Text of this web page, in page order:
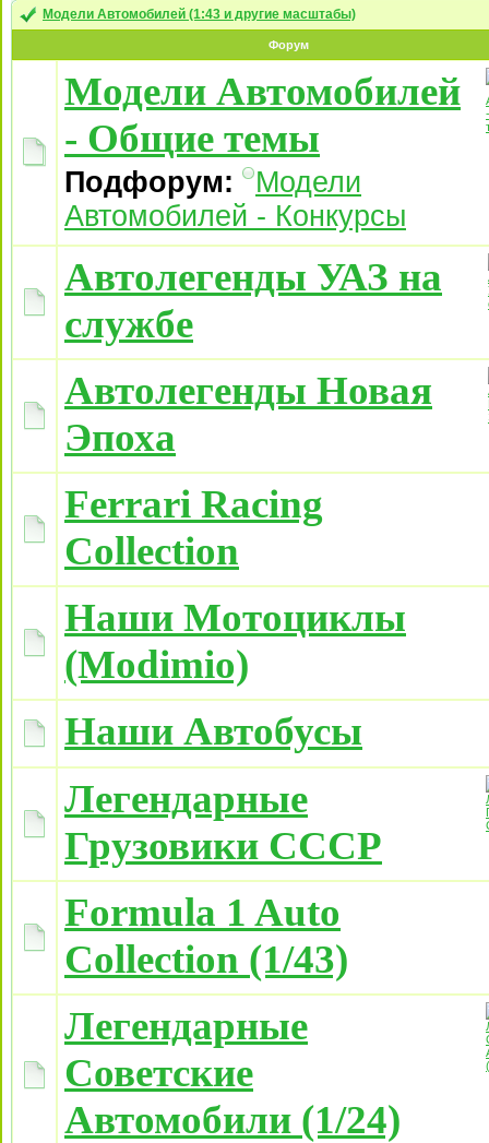
Модели Автомобилей (1:43 и другие масштабы)
Форум
Модели Автомобилей
- Общие темы
Подфорум:
Модели
Автомобилей - Конкурсы
Автолегенды УАЗ на
службе
Автолегенды Новая
Эпоха
Ferrari Racing
Collection
Наши Мотоциклы
(Modimio)
Наши Автобусы
Легендарные
Грузовики СССР
Formula 1 Auto
Collection (1/43)
Легендарные
Советские
Автомобили (1/24)